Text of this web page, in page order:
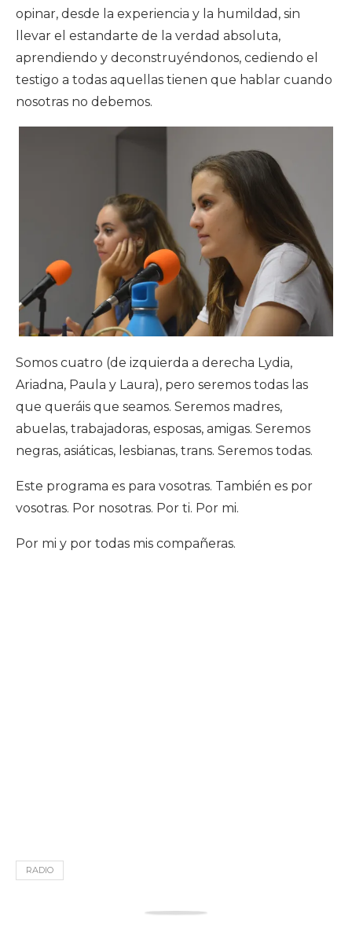
opinar, desde la experiencia y la humildad, sin
llevar el estandarte de la verdad absoluta,
aprendiendo y deconstruyéndonos, cediendo el
testigo a todas aquellas tienen que hablar cuando
nosotras no debemos.
Somos cuatro (de izquierda a derecha Lydia,
Ariadna, Paula y Laura), pero seremos todas las
que queráis que seamos. Seremos madres,
abuelas, trabajadoras, esposas, amigas. Seremos
negras, asiáticas, lesbianas, trans. Seremos todas.
Este programa es para vosotras. También es por
vosotras. Por nosotras. Por ti. Por mi.
Por mi y por todas mis compañeras.
RADIO